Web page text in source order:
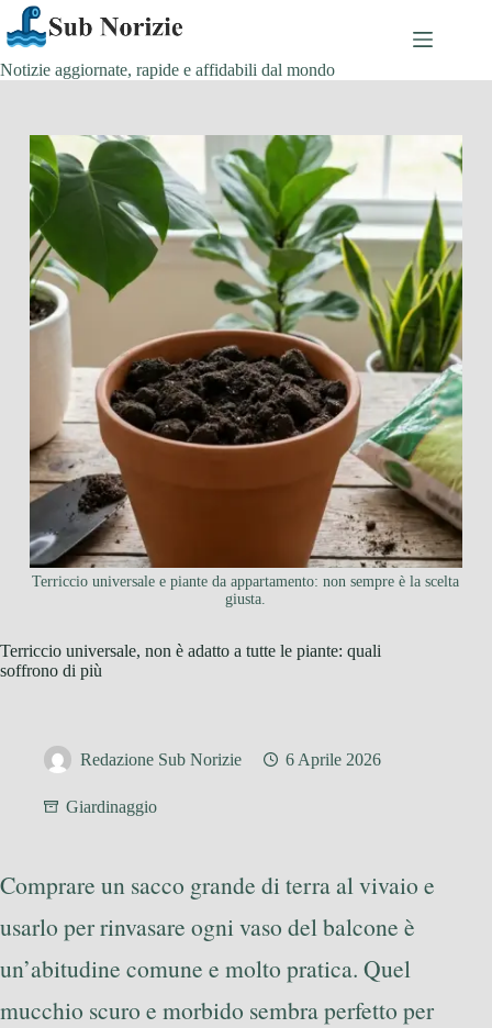
Salta
al
contenuto
Notizie aggiornate, rapide e affidabili dal mondo
Terriccio universale e piante da appartamento: non sempre è la scelta
giusta.
Terriccio universale, non è adatto a tutte le piante: quali
soffrono di più
Redazione Sub Norizie 6 Aprile 2026
Giardinaggio
Comprare un sacco grande di terra al vivaio e
usarlo per rinvasare ogni vaso del balcone è
un’abitudine comune e molto pratica. Quel
mucchio scuro e morbido sembra perfetto per